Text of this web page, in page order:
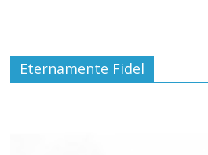
Eternamente Fidel